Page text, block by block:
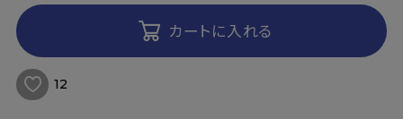
カートに入れる
12